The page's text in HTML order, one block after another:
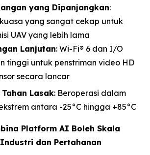
yang Dipanjangkan:
yang sangat cekap untuk
UAV yang lebih lama
Lanjutan: Wi-Fi® 6 dan I/O
tinggi untuk penstriman video HD
secara lancar
Lasak: Beroperasi dalam
antara -25°C hingga +85°C
Platform AI Boleh Skala
dan Pertahanan